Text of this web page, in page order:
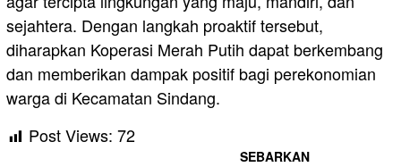
sejahtera. Dengan langkah proaktif tersebut,
diharapkan Koperasi Merah Putih dapat berkembang
dan memberikan dampak positif bagi perekonomian
warga di Kecamatan Sindang.
Post Views: 72
SEBARKAN